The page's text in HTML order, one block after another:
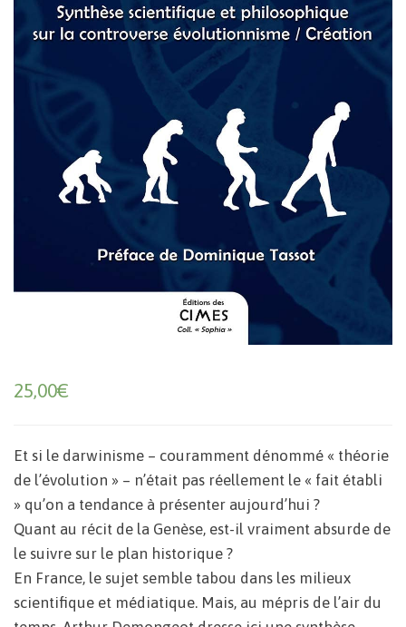
25,00€
Et si le darwinisme – couramment dénommé « théorie
de l’évolution » – n’était pas réellement le « fait établi
» qu’on a tendance à présenter aujourd’hui ?
Quant au récit de la Genèse, est-il vraiment absurde de
le suivre sur le plan historique ?
En France, le sujet semble tabou dans les milieux
scientifique et médiatique. Mais, au mépris de l’air du